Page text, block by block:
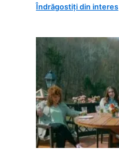
Îndrăgostiți din interes